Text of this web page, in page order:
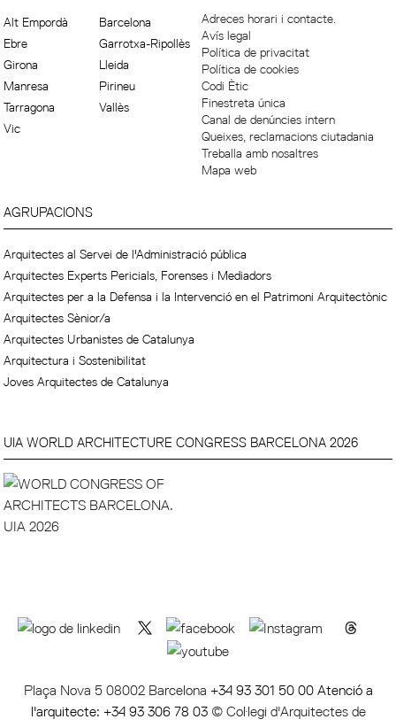
Alt Empordà
Barcelona
Ebre
Garrotxa-Ripollès
Girona
Lleida
Manresa
Pirineu
Tarragona
Vallès
Vic
Adreces horari i contacte.
Avís legal
Política de privacitat
Política de cookies
Codi Ètic
Finestreta única
Canal de denúncies intern
Queixes, reclamacions ciutadania
Treballa amb nosaltres
Mapa web
AGRUPACIONS
Arquitectes al Servei de l'Administració pública
Arquitectes Experts Pericials, Forenses i Mediadors
Arquitectes per a la Defensa i la Intervenció en el Patrimoni Arquitectònic
Arquitectes Sènior/a
Arquitectes Urbanistes de Catalunya
Arquitectura i Sostenibilitat
Joves Arquitectes de Catalunya
UIA WORLD ARCHITECTURE CONGRESS BARCELONA 2026
Plaça Nova 5 08002 Barcelona +34 93 301 50 00 Atenció a
l'arquitecte: +34 93 306 78 03 © Col·legi d'Arquitectes de